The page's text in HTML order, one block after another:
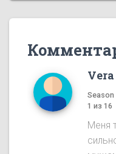
Vera
Season
1 из 16
Меня